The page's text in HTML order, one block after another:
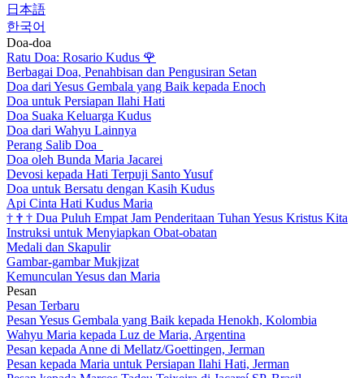
日本語
한국어
Doa-doa
Ratu Doa: Rosario Kudus 🌹
Berbagai Doa, Penahbisan dan Pengusiran Setan
Doa dari Yesus Gembala yang Baik kepada Enoch
Doa untuk Persiapan Ilahi Hati
Doa Suaka Keluarga Kudus
Doa dari Wahyu Lainnya
Perang Salib Doa
Doa oleh Bunda Maria Jacarei
Devosi kepada Hati Terpuji Santo Yusuf
Doa untuk Bersatu dengan Kasih Kudus
Api Cinta Hati Kudus Maria
† † † Dua Puluh Empat Jam Penderitaan Tuhan Yesus Kristus Kita
Instruksi untuk Menyiapkan Obat-obatan
Medali dan Skapulir
Gambar-gambar Mukjizat
Kemunculan Yesus dan Maria
Pesan
Pesan Terbaru
Pesan Yesus Gembala yang Baik kepada Henokh, Kolombia
Wahyu Maria kepada Luz de Maria, Argentina
Pesan kepada Anne di Mellatz/Goettingen, Jerman
Pesan kepada Maria untuk Persiapan Ilahi Hati, Jerman